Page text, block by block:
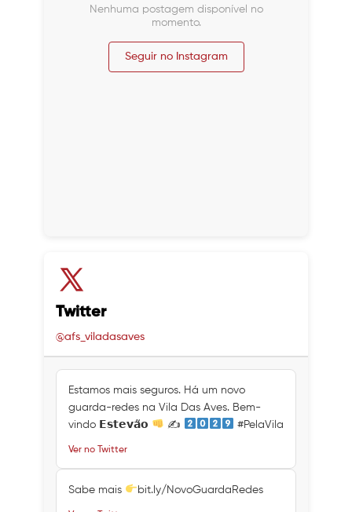
Nenhuma postagem disponível no
momento.
Seguir no Instagram
Twitter
@afs_viladasaves
Estamos mais seguros. Há um novo
guarda-redes na Vila Das Aves. Bem-
vindo 𝗘𝘀𝘁𝗲𝘃𝗮̃𝗼
✍ #PelaVila
Ver no Twitter
Sabe mais bit.ly/NovoGuardaRedes